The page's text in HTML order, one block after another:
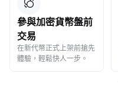
參與加密貨幣盤前
交易
在新代幣正式上架前搶先
體驗，輕鬆快人一步。